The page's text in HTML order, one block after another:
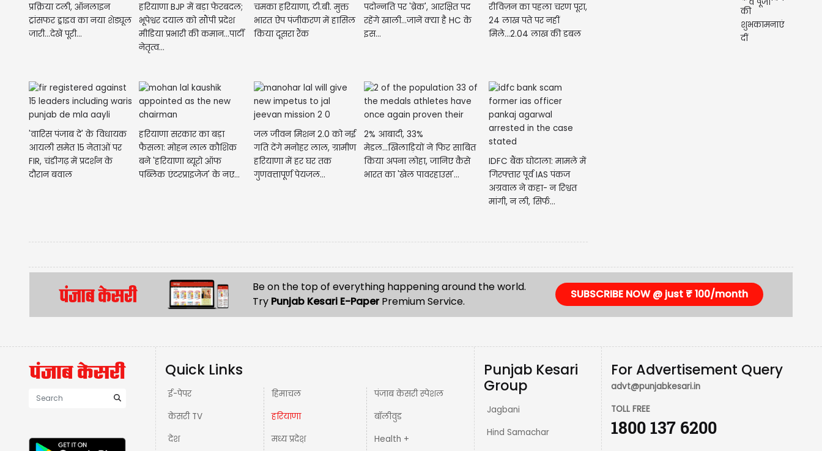
प्रक्रिया टली, ऑनलाइन
ट्रांसफर ड्राइव का नया शेड्यूल
जारी...देखें पूरी...
हरियाणा BJP में बड़ा फेरबदल;
भूपेश्वर दयाल को सौंपी प्रदेश
मीडिया प्रभारी की कमान...पार्टी
नेतृत्व...
चमका हरियाणा, टी.बी. मुक्त
भारत ऐप पंजीकरण में हासिल
किया दूसरा रैंक
पदोन्नति पर 'ब्रेक', आरक्षित पद
रहेंगे खाली...जानें क्या है HC के
इस...
रीविज़न का पहला चरण पूरा,
24 लाख पते पर नहीं
मिले...2.04 लाख की डबल
'वारिस पंजाब दे' के विधायक
आयली समेत 15 नेताओं पर
FIR, चंडीगढ़ में प्रदर्शन के
दौरान बवाल
हरियाणा सरकार का बड़ा
फैसला: मोहन लाल कौशिक
बने 'हरियाणा ब्यूरो ऑफ
पब्लिक एंटरप्राइजेज' के नए...
जल जीवन मिशन 2.0 को नई
गति देंगे मनोहर लाल, ग्रामीण
हरियाणा में हर घर तक
गुणवत्तापूर्ण पेयजल...
2% आबादी, 33%
मेडल...खिलाड़ियों ने फिर साबित
किया अपना लोहा, जानिए कैसे
भारत का 'खेल पावरहाउस'...
IDFC बैंक घोटाला: मामले में
गिरफ्तार पूर्व IAS पंकज
अग्रवाल ने कहा- न रिश्वत
मांगी, न ली, सिर्फ...
Be on the top of everything happening around the world.
Try Punjab Kesari E-PaperPremium Service.
SUBSCRIBE NOW @ just ₹ 100/month
Quick Links
ई-पेपर
केसरी TV
देश
हिमाचल
हरियाणा
मध्य प्रदेश़
पंजाब केसरी स्पेशल
बॉलीवुड
Health +
Punjab Kesari
Group
Jagbani
Hind Samachar
For Advertisement Query
advt@punjabkesari.in
TOLL FREE
1800 137 6200